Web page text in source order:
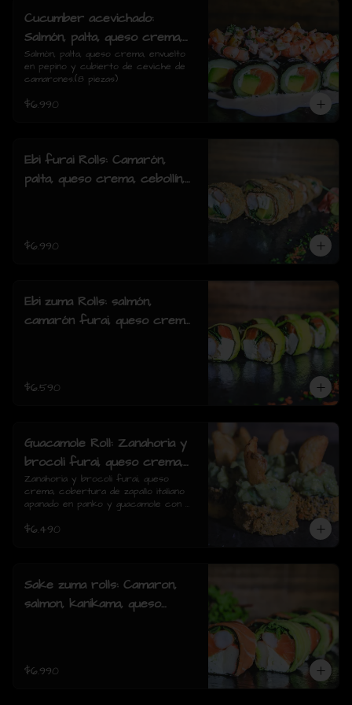
Cucumber acevichado:
Salmón, palta, queso crema,
envuelto en pepino y cubierto
de ceviche de camarones.(8
Salmón, palta, queso crema, envuelto
en pepino y cubierto de ceviche de
camarones.(8 piezas)
$6.990
Ebi furai Rolls: Camarón,
palta, queso crema, cebollín,
$6.990
Ebi zuma Rolls: salmón,
camarón furai, queso crema,
$6.590
Guacamole Roll: Zanahoria y
brocoli furai, queso crema,
cobertura de zapallo italiano
apanado en panko y
(8 piezas)
Zanahoria y brocoli furai, queso
crema, cobertura de zapallo italiano
apanado en panko y guacamole con
$6.490
Sake zuma rolls: Camaron,
salmon, kanikama, queso
$6.990